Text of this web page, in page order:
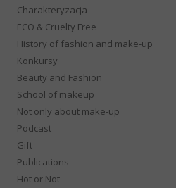
Charakteryzacja
ECO & Cruelty Free
History of fashion and make-up
Konkursy
Beauty and Fashion
School of makeup
Not only about make-up
Podcast
Gift
Publications
Hot or Not